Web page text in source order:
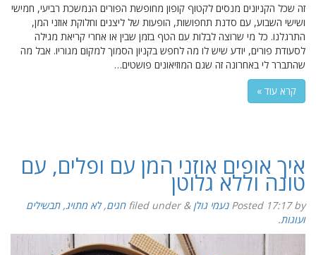
זה שכל הקניונים מנסים לקטוף קופון מחופשת הפורים הנמשכת רביעי, חמישי
ושישי השבוע, עם סדנת תחפושות, הופעות של ליצנים וחלוקת אוזני המן,
התרגלנו. כל מי שרוצה לבלות עם הטף בזמן שבין או אחרי קריאת מגילה
לסעודת פורים, יודע שיש לו מה לחפש בקניון הסמוך למקום מגוריו. אבל מה
שהתברר לי באחרונה זה שגם המוזיאונים פושטים…
קרא עוד »
איך אופים אוזני המן עם ופלים, עם
טונה וללא גלוטן
Posted 17:17by נעמי גולן &
filed under חגים,לא מתויג,תבשילים
ועוגות.